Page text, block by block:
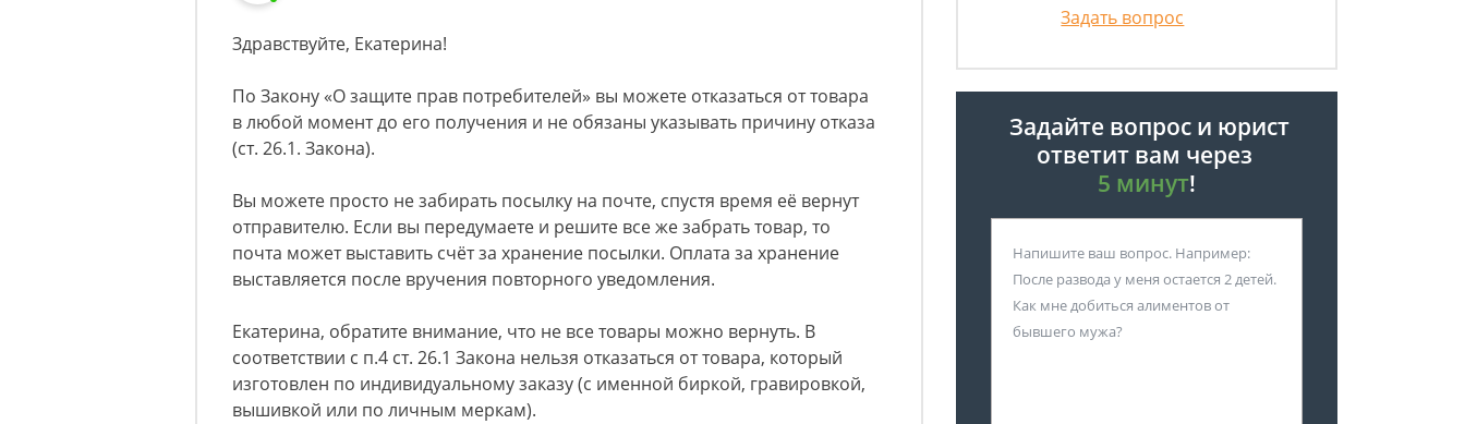
Здравствуйте, Екатерина!
По Закону «О защите прав потребителей» вы можете отказаться от товара
в любой момент до его получения и не обязаны указывать причину отказа
(ст. 26.1. Закона).
Вы можете просто не забирать посылку на почте, спустя время её вернут
отправителю. Если вы передумаете и решите все же забрать товар, то
почта может выставить счёт за хранение посылки. Оплата за хранение
выставляется после вручения повторного уведомления.
Екатерина, обратите внимание, что не все товары можно вернуть. В
соответствии с п.4 ст. 26.1 Закона нельзя отказаться от товара, который
изготовлен по индивидуальному заказу (с именной биркой, гравировкой,
вышивкой или по личным меркам).
Задать вопрос
Задайте вопрос и юрист
ответит вам через
5 минут!